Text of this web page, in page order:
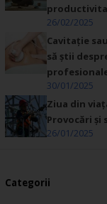
26/02/2025
Cavitație
să știi
30/01/2025
Ziua din
Provocări și
26/01/2025
Categorii